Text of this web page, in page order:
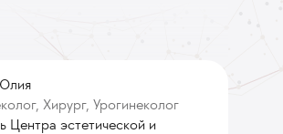
Хирург, Урогинеколог
Центра эстетической и